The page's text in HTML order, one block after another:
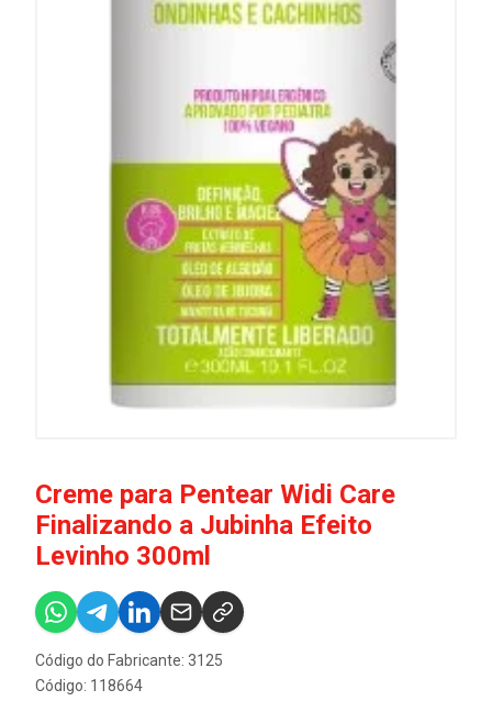
Creme para Pentear Widi Care
Finalizando a Jubinha Efeito
Levinho 300ml
Código do Fabricante: 3125
Código: 118664